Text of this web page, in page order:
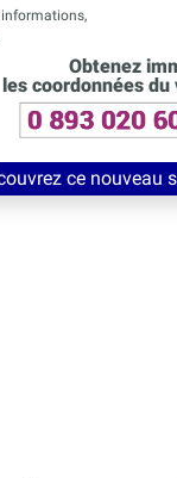
informations,
Obtenez
les coordonnées
service de